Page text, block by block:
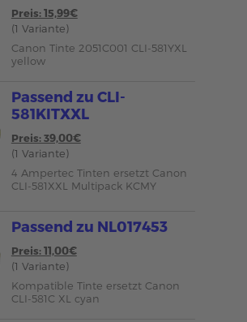
Preis: 15,99€
(1 Variante)
Canon Tinte 2051C001 CLI-581YXL
yellow
Passend zu CLI-
581KITXXL
Preis: 39,00€
(1 Variante)
4 Ampertec Tinten ersetzt Canon
CLI-581XXL Multipack KCMY
Passend zu NL017453
Preis: 11,00€
(1 Variante)
Kompatible Tinte ersetzt Canon
CLI-581C XL cyan